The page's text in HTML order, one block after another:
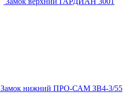
Замок нижний ПРО-САМ ЗВ4-3/55